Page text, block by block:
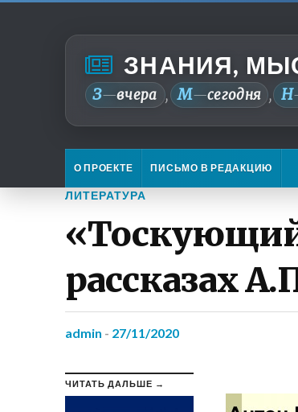
ЗНАНИЯ,
З—вчера , М—сегодня , Н
О ПРОЕКТЕ ПИСЬМО В РЕДАКЦИЮ
ЛИТЕРАТУРА
рассказах
admin - 27/11/2020
ЧИТАТЬ ДАЛЬШЕ →